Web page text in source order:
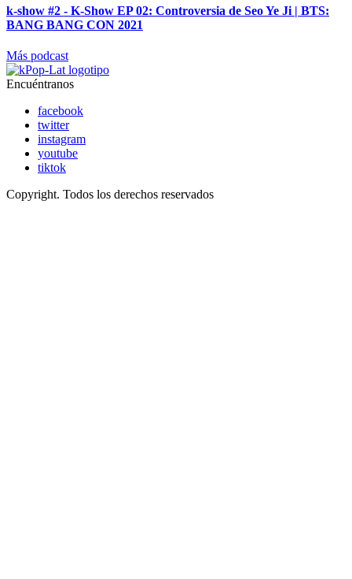
k-show #2 - K-Show EP 02: Controversia de Seo Ye Ji | BTS:
BANG BANG CON 2021
Más podcast
Encuéntranos
facebook
twitter
instagram
youtube
tiktok
Copyright. Todos los derechos reservados